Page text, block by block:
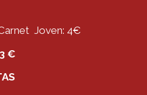
Joven: 4€
3 €